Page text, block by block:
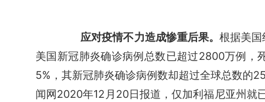
应对疫情不力造成惨重后果。根据美国
美国新冠肺炎确诊病例总数已超过2800万例，
5%，其新冠肺炎确诊病例数却超过全球总数的
闻网2020年12月20日报道，仅加利福尼亚州就